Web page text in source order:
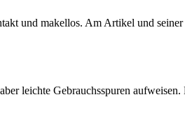
und makellos. Am Artikel und
leichte Gebrauchsspuren